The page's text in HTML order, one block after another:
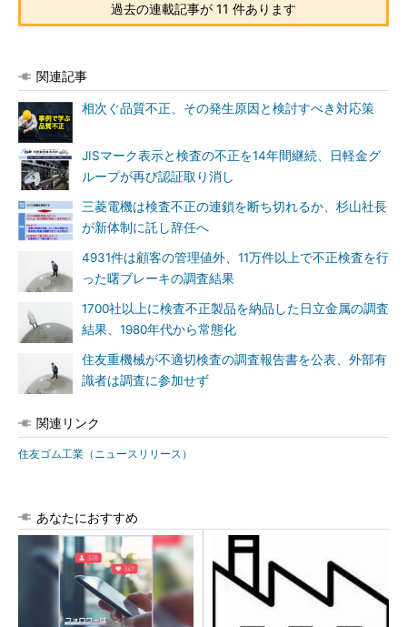
過去の連載記事が 11 件あります
関連記事
相次ぐ品質不正、その発生原因と検討すべき対応策
JISマーク表示と検査の不正を14年間継続、日軽金グ
ループが再び認証取り消し
三菱電機は検査不正の連鎖を断ち切れるか、杉山社長
が新体制に託し辞任へ
4931件は顧客の管理値外、11万件以上で不正検査を行
った曙ブレーキの調査結果
1700社以上に検査不正製品を納品した日立金属の調査
結果、1980年代から常態化
住友重機械が不適切検査の調査報告書を公表、外部有
識者は調査に参加せず
関連リンク
住友ゴム工業（ニュースリリース）
あなたにおすすめ